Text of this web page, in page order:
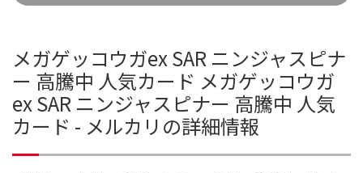
メガゲッコウガex SAR ニンジャスピナ
ー 高騰中 人気カード メガゲッコウガ
ex SAR ニンジャスピナー 高騰中 人気
カード - メルカリの詳細情報